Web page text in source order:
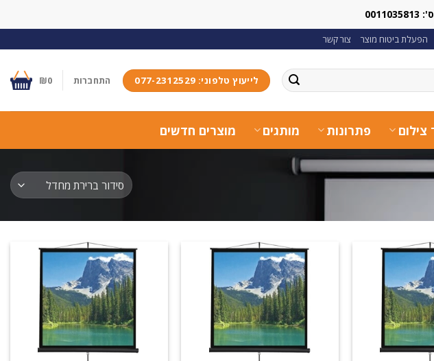
הפעלת ביטוח מוצר צור קשר
לייעוץ טלפוני: 077-2312529 התחברות ₪0
צילום פתרונות מותגים מוצרים חדשים